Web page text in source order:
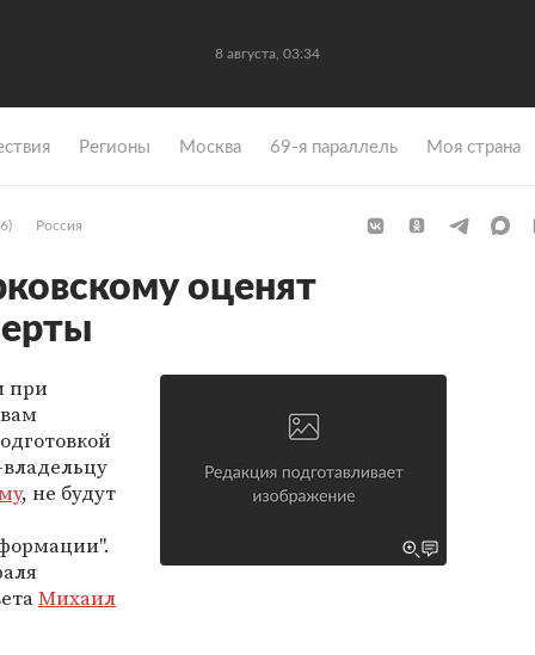
8 августа, 03:34
Регионы Москва 69-я параллель Моя страна
Россия
оценят
при
, не будут
Михаил